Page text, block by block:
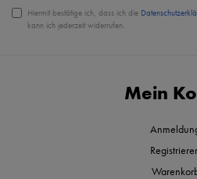
Mein
Hiermit bestätige ich, dass ich die
kann ich jederzeit widerrufen.